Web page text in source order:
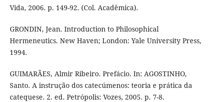
Vida, 2006. p. 149-92. (Col. Acadêmica).
GRONDIN, Jean. Introduction to Philosophical
Hermeneutics. New Haven; London: Yale University Press,
1994.
GUIMARÃES, Almir Ribeiro. Prefácio. In: AGOSTINHO,
Santo. A instrução dos catecúmenos: teoria e prática da
catequese. 2. ed. Petrópolis: Vozes, 2005. p. 7-8.